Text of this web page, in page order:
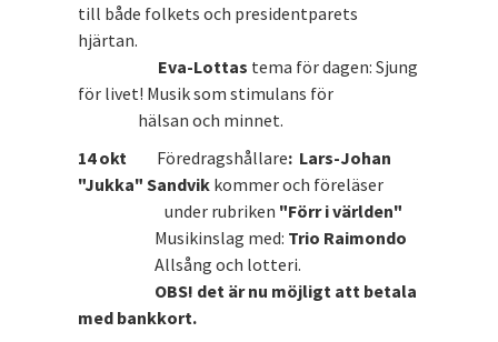
till både folkets och presidentparets
hjärtan.
Eva-Lottas tema för dagen: Sjung
för livet! Musik som stimulans för
hälsan och minnet.
14 okt Föredragshållare: Lars-Johan
"Jukka" Sandvik kommer och föreläser
under rubriken "Förr i världen"
Musikinslag med: Trio Raimondo
Allsång och lotteri.
OBS! det är nu möjligt att betala
med bankkort.